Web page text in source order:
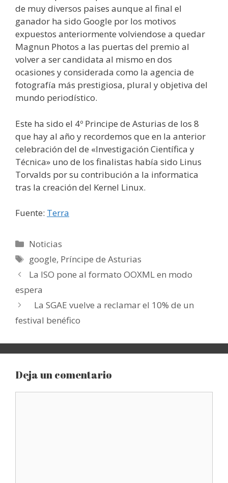
de muy diversos paises aunque al final el
ganador ha sido Google por los motivos
expuestos anteriormente volviendose a quedar
Magnun Photos a las puertas del premio al
volver a ser candidata al mismo en dos
ocasiones y considerada como la agencia de
fotografía más prestigiosa, plural y objetiva del
mundo periodístico.
Este ha sido el 4º Principe de Asturias de los 8
que hay al año y recordemos que en la anterior
celebración del de «Investigación Científica y
Técnica» uno de los finalistas había sido Linus
Torvalds por su contribución a la informatica
tras la creación del Kernel Linux.
Fuente: Terra
Categorías
Noticias
Etiquetas
google, Príncipe de Asturias
La ISO pone al formato OOXML en modo
espera
La SGAE vuelve a reclamar el 10% de un
festival benéfico
Deja un comentario